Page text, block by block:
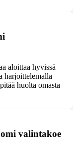
aloittaa hyvissä
harjoittelemalla
huolta omasta
valintakoe